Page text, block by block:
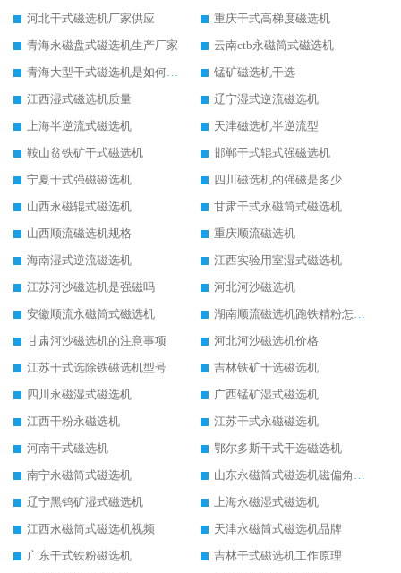
河北干式磁选机厂家供应
重庆干式高梯度磁选机
青海永磁盘式磁选机生产厂家
云南ctb永磁筒式磁选机
青海大型干式磁选机是如何选矿的
锰矿磁选机干选
江西湿式磁选机质量
辽宁湿式逆流磁选机
上海半逆流式磁选机
天津磁选机半逆流型
鞍山贫铁矿干式磁选机
邯郸干式辊式强磁选机
宁夏干式强磁磁选机
四川磁选机的强磁是多少
山西永磁辊式磁选机
甘肃干式永磁筒式磁选机
山西顺流磁选机规格
重庆顺流磁选机
海南湿式逆流磁选机
江西实验用室湿式磁选机
江苏河沙磁选机是强磁吗
河北河沙磁选机
安徽顺流永磁筒式磁选机
湖南顺流磁选机跑铁精粉怎么处理
甘肃河沙磁选机的注意事项
河北河沙磁选机价格
江苏干式选除铁磁选机型号
吉林铁矿干选磁选机
四川永磁湿式磁选机
广西锰矿湿式磁选机
江西干粉永磁选机
江苏干式永磁磁选机
河南干式磁选机
鄂尔多斯干式干选磁选机
南宁永磁筒式磁选机
山东永磁筒式磁选机磁偏角怎么调整
辽宁黑钨矿湿式磁选机
上海永磁湿式磁选机
江西永磁筒式磁选机视频
天津永磁筒式磁选机品牌
广东干式铁粉磁选机
吉林干式磁选机工作原理